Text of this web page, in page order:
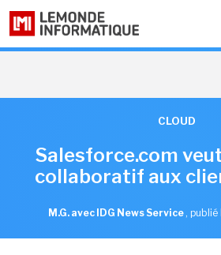
CLOUD
Salesforce.com
collaboratif aux
M.G. avec IDG News Service , publié